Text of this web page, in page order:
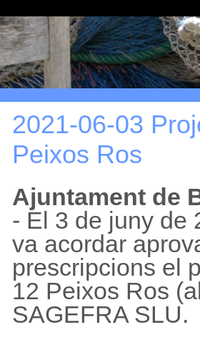
2021-06-03
Peixos Ros
Ajuntament de
- El 3 de juny de
va acordar
prescripcions el
12 Peixos Ros
SAGEFRA SLU.